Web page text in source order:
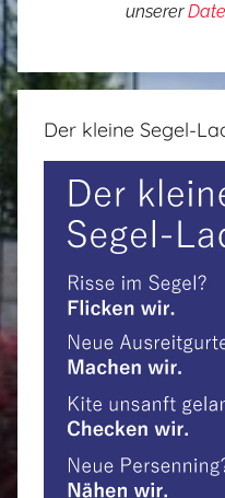
unserer
Der kleine Segel-